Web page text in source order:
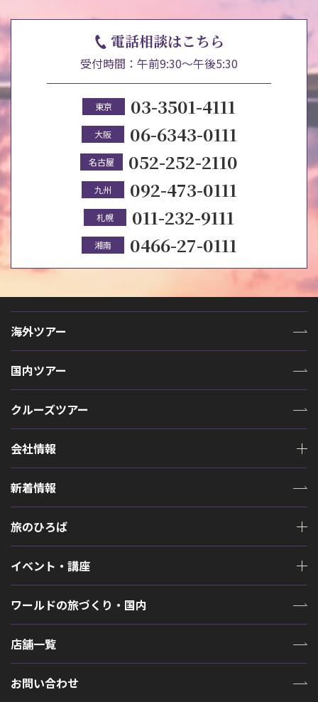
電話相談はこちら
受付時間：午前9:30～午後5:30
東京 03-3501-4111
大阪 06-6343-0111
名古屋 052-252-2110
九州 092-473-0111
札幌 011-232-9111
湘南 0466-27-0111
海外ツアー
国内ツアー
クルーズツアー
会社情報
新着情報
旅のひろば
イベント・講座
ワールドの旅づくり・国内
店舗一覧
お問い合わせ